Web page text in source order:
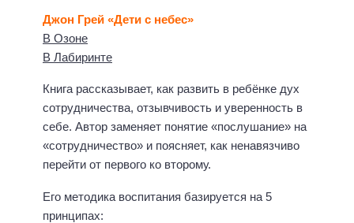
Джон Грей «Дети с небес»
В Озоне
В Лабиринте
Книга рассказывает, как развить в ребёнке дух
сотрудничества, отзывчивость и уверенность в
себе. Автор заменяет понятие «послушание» на
«сотрудничество» и поясняет, как ненавязчиво
перейти от первого ко второму.
Его методика воспитания базируется на 5
принципах: